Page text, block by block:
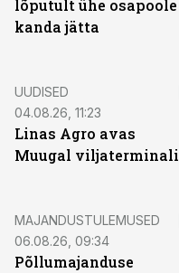
lõputult ühe osapoole
kanda jätta
UUDISED
04.08.26, 11:23
Linas Agro avas
Muugal viljaterminali
MAJANDUSTULEMUSED
06.08.26, 09:34
Põllumajanduse